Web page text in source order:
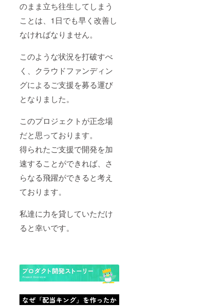
のまま立ち往生してしまう
ことは、1日でも早く改善し
なければなりません。
このような状況を打破すべ
く、クラウドファンディン
グによるご支援を募る運び
となりました。
このプロジェクトが正念場
だと思っております。
得られたご支援で開発を加
速することができれば、さ
らなる飛躍ができると考え
ております。
私達に力を貸していただけ
ると幸いです。